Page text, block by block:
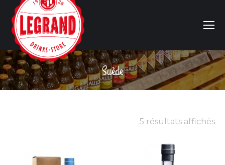
Suède
Vous êtes ici :
5 résultats affichés